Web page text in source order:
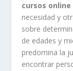
cursos online
necesidad y
sobre
de edades y
predomina la
encontrar